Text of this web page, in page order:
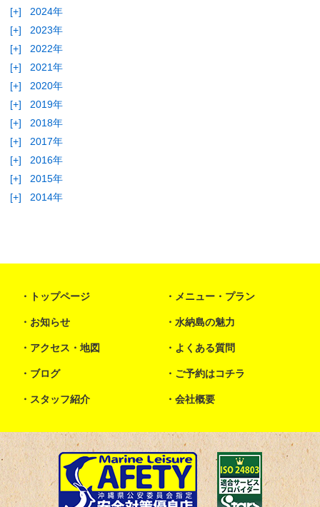
[+]
2024年
[+]
2023年
[+]
2022年
[+]
2021年
[+]
2020年
[+]
2019年
[+]
2018年
[+]
2017年
[+]
2016年
[+]
2015年
[+]
2014年
トップページ メニュー・プラン
お知らせ 水納島の魅力
アクセス・地図 よくある質問
ブログ ご予約はコチラ
スタッフ紹介 会社概要